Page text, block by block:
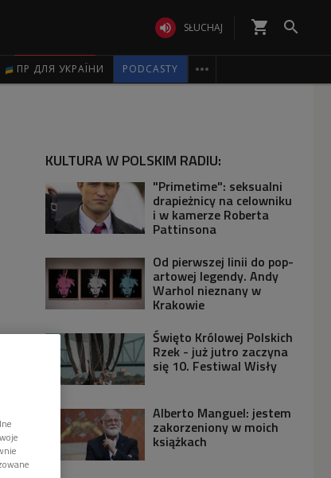
 SŁUCHAJ shopping_cart 
ПР ДЛЯ УКРАЇНИ PODCASTY 
KULTURA W POLSKIM RADIU:
"Primetime": seksualni
drapieżnicy na celowniku
i w kamerze Roberta
Pattinsona
Od pierwszej linii do pop-
artowej legendy. Andy
Warhol nieznany w
Krakowie
Święto Królowej Polskich
Rzek - już jutro zaczyna
się 10. Festiwal Wisły
Alberto Manguel: jestem
zakorzeniony w moich
książkach